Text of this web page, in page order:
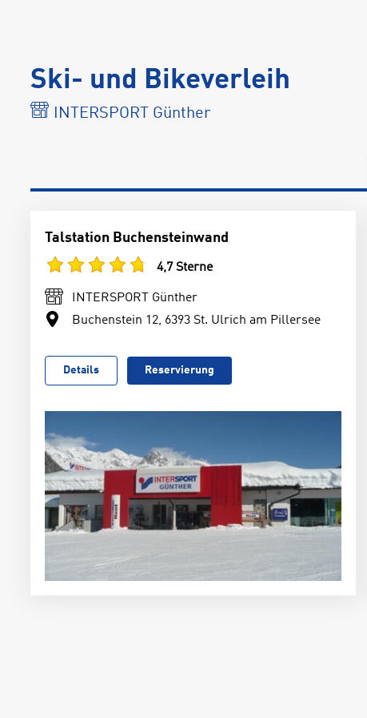
Ski- und Bikeverleih
INTERSPORT Günther
Talstation Buchensteinwand
4,7 Sterne
INTERSPORT Günther
Buchenstein 12, 6393 St. Ulrich am Pillersee
Details Reservierung